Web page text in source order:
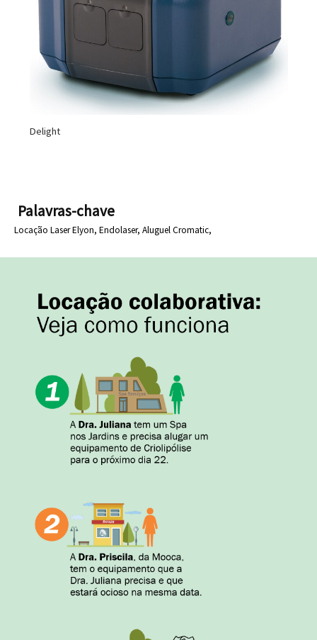
Delight
Palavras-chave
Locação Laser Elyon, Endolaser, Aluguel Cromatic,